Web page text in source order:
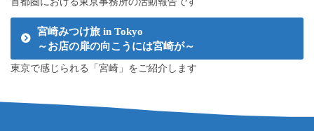
宮崎みつけ旅 in Tokyo
～お店の扉の向こうには宮崎が～
東京で感じられる「宮崎」をご紹介します